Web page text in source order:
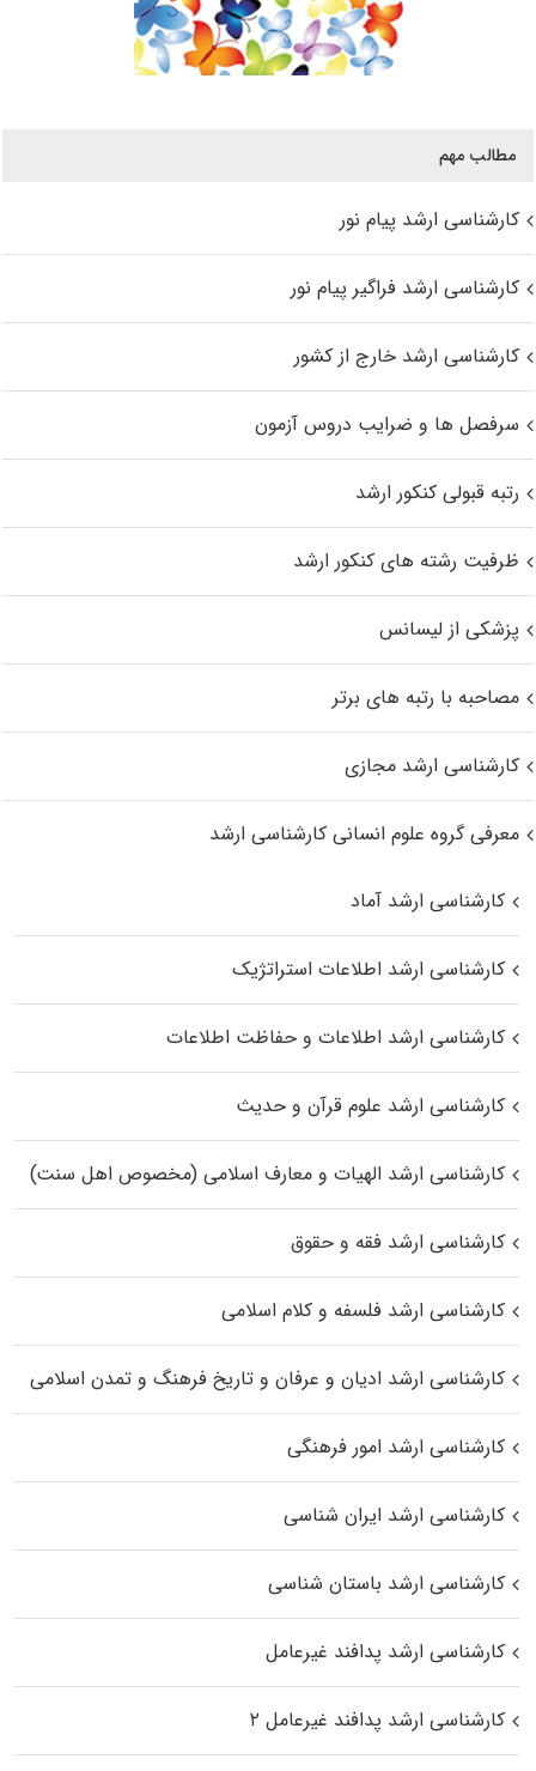
مطالب مهم
کارشناسی ارشد پیام نور
کارشناسی ارشد فراگیر پیام نور
کارشناسی ارشد خارج از کشور
سرفصل ها و ضرایب دروس آزمون
رتبه قبولی کنکور ارشد
ظرفیت رشته های کنکور ارشد
پزشکی از لیسانس
مصاحبه با رتبه های برتر
کارشناسی ارشد مجازی
معرفی گروه علوم انسانی کارشناسی ارشد
کارشناسی ارشد آماد
کارشناسی ارشد اطلاعات استراتژیک
کارشناسی ارشد اطلاعات و حفاظت اطلاعات
کارشناسی ارشد علوم قرآن و حدیث
کارشناسی ارشد الهیات و معارف اسلامی (مخصوص اهل سنت)
کارشناسی ارشد فقه و حقوق
کارشناسی ارشد فلسفه و کلام اسلامی
کارشناسی ارشد ادیان و عرفان و تاریخ فرهنگ و تمدن اسلامی
کارشناسی ارشد امور فرهنگی
کارشناسی ارشد ایران شناسی
کارشناسی ارشد باستان شناسی
کارشناسی ارشد پدافند غیرعامل
کارشناسی ارشد پدافند غیرعامل ۲